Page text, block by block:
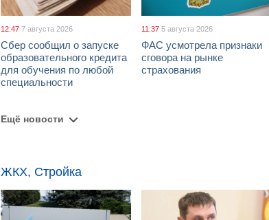
12:47 7 августа 2026
Сбер сообщил о запуске
образовательного кредита
для обучения по любой
специальности
11:37 5 августа 2026
ФАС усмотрела признаки
сговора на рынке
страхования
Ещё новости
ЖКХ, Стройка